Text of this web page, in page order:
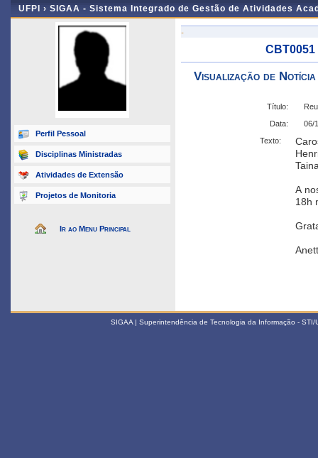
UFPI › SIGAA - Sistema Integrado de Gestão de Atividades
Perfil Pessoal
Disciplinas Ministradas
Atividades de Extensão
Projetos de Monitoria
Ir ao Menu Principal
-
CBT0051
Visualização de Notícia
Título:
Data:
06/
Texto:
A
18h
SIGAA | Superintendência de Tecnologia da Informação -